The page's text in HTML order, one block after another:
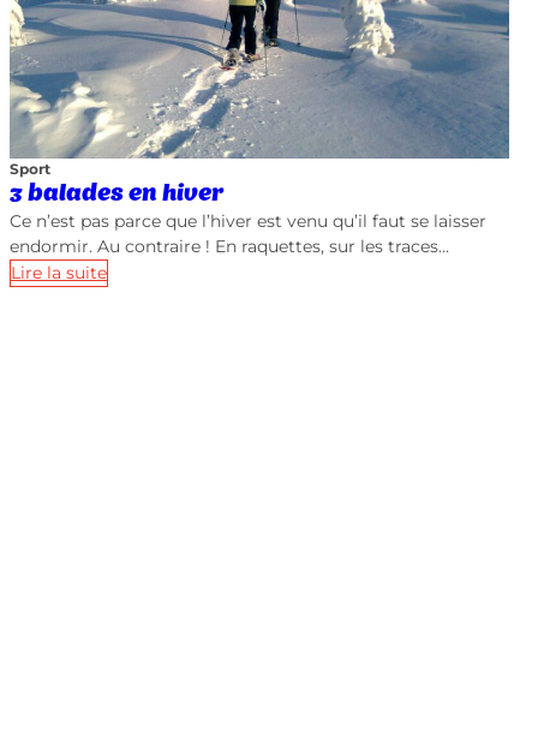
Sport
3 balades en hiver
Ce n’est pas parce que l’hiver est venu qu’il faut se laisser
endormir. Au contraire ! En raquettes, sur les traces…
Lire la suite